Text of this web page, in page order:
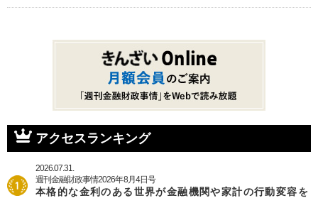
アクセスランキング
2026.07.31.
週刊金融財政事情2026年8月4日号
本格的な金利のある世界が金融機関や家計の行動変容を